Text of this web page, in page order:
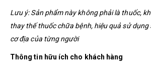
Lưu ý: Sản phẩm này không phải là thuốc,
thay thế thuốc chữa bệnh, hiệu quả sử
cơ địa của từng người
Thông tin hữu ích cho khách hàng